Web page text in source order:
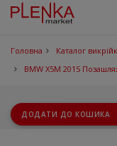
Головна Каталог
BMW X5M 2015
ДОДАТИ ДО КОШИКА